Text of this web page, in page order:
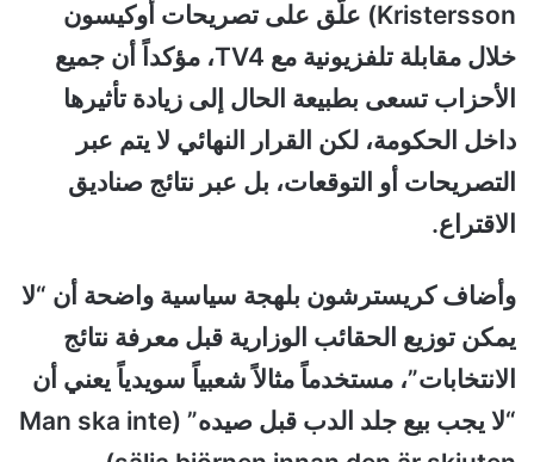
Kristersson) علّق على تصريحات أوكيسون
خلال مقابلة تلفزيونية مع TV4، مؤكداً أن جميع
الأحزاب تسعى بطبيعة الحال إلى زيادة تأثيرها
داخل الحكومة، لكن القرار النهائي لا يتم عبر
التصريحات أو التوقعات، بل عبر نتائج صناديق
الاقتراع.
وأضاف كريسترشون بلهجة سياسية واضحة أن “لا
يمكن توزيع الحقائب الوزارية قبل معرفة نتائج
الانتخابات”، مستخدماً مثالاً شعبياً سويدياً يعني أن
“لا يجب بيع جلد الدب قبل صيده” (Man ska inte